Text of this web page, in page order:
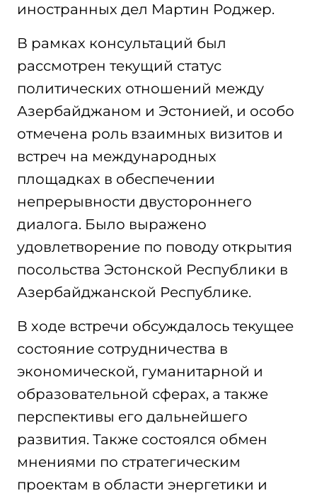
иностранных дел Мартин Роджер.
В рамках консультаций был
рассмотрен текущий статус
политических отношений между
Азербайджаном и Эстонией, и особо
отмечена роль взаимных визитов и
встреч на международных
площадках в обеспечении
непрерывности двустороннего
диалога. Было выражено
удовлетворение по поводу открытия
посольства Эстонской Республики в
Азербайджанской Республике.
В ходе встречи обсуждалось текущее
состояние сотрудничества в
экономической, гуманитарной и
образовательной сферах, а также
перспективы его дальнейшего
развития. Также состоялся обмен
мнениями по стратегическим
проектам в области энергетики и